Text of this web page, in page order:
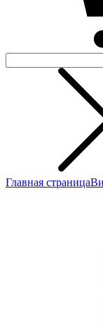
Главная страница